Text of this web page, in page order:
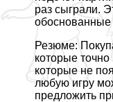
раз сыграли.
обоснованные
Резюме:
которые точно
которые не
любую игру
предложить